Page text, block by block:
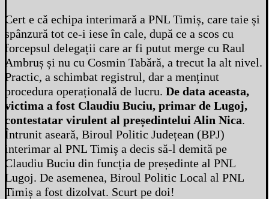
Cert e că echipa interimară a PNL Timiș, care taie și
spânzură tot ce-i iese în cale, după ce a scos cu
forcepsul delegații care ar fi putut merge cu Raul
Ambruș și nu cu Cosmin Tabără, a trecut la alt nivel.
Practic, a schimbat registrul, dar a menținut
procedura operațională de lucru. De data aceasta,
victima a fost Claudiu Buciu, primar de Lugoj,
contestatar virulent al președintelui Alin Nica.
Întrunit aseară, Biroul Politic Județean (BPJ)
interimar al PNL Timiș a decis să-l demită pe
Claudiu Buciu din funcția de președinte al PNL
Lugoj. De asemenea, Biroul Politic Local al PNL
Timiș a fost dizolvat. Scurt pe doi!